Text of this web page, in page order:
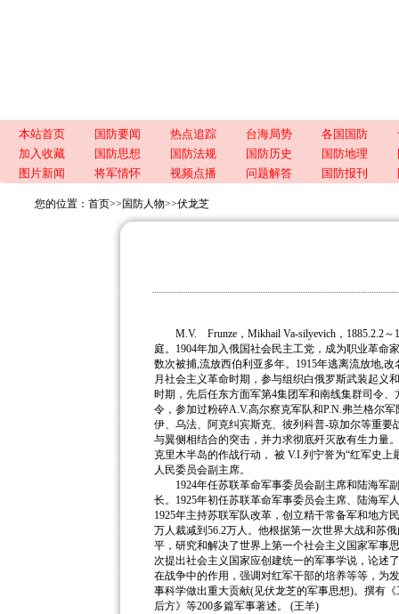
本站首页 国防要闻 热点追踪 台海局势 各国国防
加入收藏
国防思想 国防法规 国防历史 国防地理
图片新闻
将军情怀 视频点播 问题解答 国防报刊
您的位置： 首页>> 国防人物>>伏龙芝
M.V. Frunze，Mikhail Va-silyevich，1885.2.2～
庭。 1904年加入俄国社会民主工党，成为职业革命
数次被捕,流放西伯利亚多年。1915年逃离流放地,
月社会主义革命时期，参与组织白俄罗斯武装起义
时期，先后任东方面军第4集团军和南线集群司令
令，参加过粉碎A.V.高尔察克军队和P.N.弗兰格尔
伊、乌法、阿克纠宾斯克、彼列科普-琼加尔等重
与翼侧相结合的突击，并力求彻底歼灭敌有生力量
克里木半岛的作战行动， 被 V.I.列宁誉为“红军史上
人民委员会副主席。
1924年任苏联革命军事委员会副主席和陆海军
长。1925年初任苏联革命军事委员会主席、陆海军
1925年主持苏联军队改革，创立精干常备军和地方
万人裁减到56.2万人。他根据第一次世界大战和苏
平，研究和解决了世界上第一个社会主义国家军事
次提出社会主义国家应创建统一的军事学说，论述
在战争中的作用，强调对红军干部的培养等等，为
事科学做出重大贡献(见伏龙芝的军事思想)。撰有
后方》等200多篇军事著述。 (王羊)